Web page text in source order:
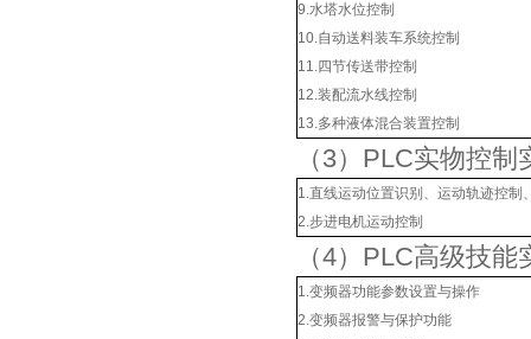
9.水塔水位控制
10.自动送料装车系统控制
11.四节传送带控制
12.装配流水线控制
13.多种液体混合装置控制
（3）PLC实物控制
1.直线运动位置识别、运动轨迹控制
2.步进电机运动控制
（4）PLC高级技
1.变频器功能参数设置与操作
2.变频器报警与保护功能